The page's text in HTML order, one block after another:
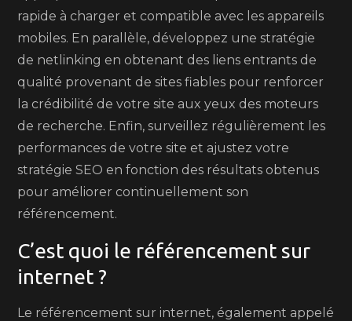
rapide à charger et compatible avec les appareils
mobiles. En parallèle, développez une stratégie
de netlinking en obtenant des liens entrants de
qualité provenant de sites fiables pour renforcer
la crédibilité de votre site aux yeux des moteurs
de recherche. Enfin, surveillez régulièrement les
performances de votre site et ajustez votre
stratégie SEO en fonction des résultats obtenus
pour améliorer continuellement son
référencement.
C’est quoi le référencement sur
internet ?
Le référencement sur internet, également appelé